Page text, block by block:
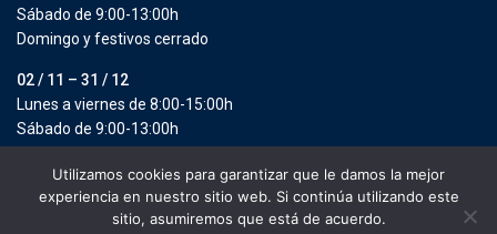
Sábado de 9:00-13:00h
Domingo y festivos cerrado
02 / 11 – 31 / 12
Lunes a viernes de 8:00-15:00h
Sábado de 9:00-13:00h
Copyright 2025 | Fabrega Goertzen by More Holiday S.L. All Rights
Utilizamos cookies para garantizar que le damos la mejor
experiencia en nuestro sitio web. Si continúa utilizando este
sitio, asumiremos que está de acuerdo.